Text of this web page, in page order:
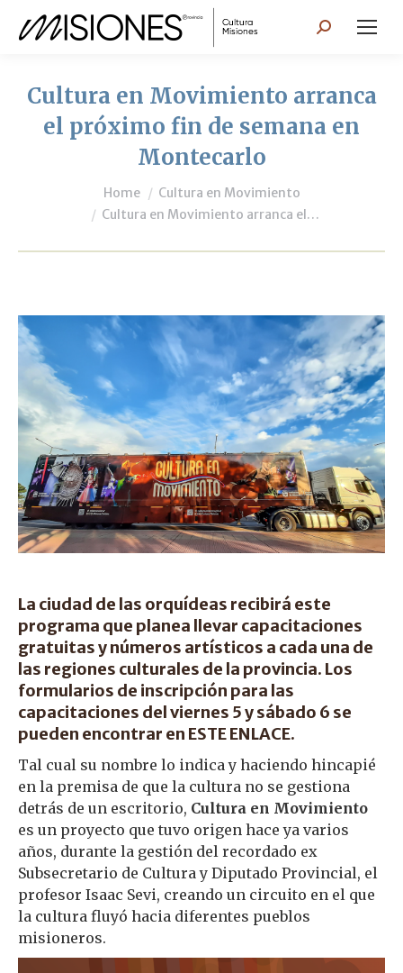
Search:
Cultura en Movimiento arranca
el próximo fin de semana en
Montecarlo
You are here:Home
Cultura en Movimiento
Cultura en Movimiento arranca el…
La ciudad de las orquídeas recibirá este
programa que planea llevar capacitaciones
gratuitas y números artísticos a cada una de
las regiones culturales de la provincia. Los
formularios de inscripción para las
capacitaciones del viernes 5 y sábado 6 se
pueden encontrar en ESTE ENLACE.
Tal cual su nombre lo indica y haciendo hincapié
en la premisa de que la cultura no se gestiona
detrás de un escritorio, Cultura en Movimiento
es un proyecto que tuvo origen hace ya varios
años, durante la gestión del recordado ex
Subsecretario de Cultura y Diputado Provincial, el
profesor Isaac Sevi, creando un circuito en el que
la cultura fluyó hacia diferentes pueblos
misioneros.